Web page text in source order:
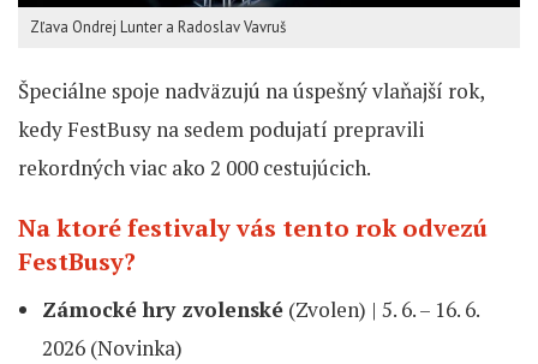
Zľava Ondrej Lunter a Radoslav Vavruš
Špeciálne spoje nadväzujú na úspešný vlaňajší rok,
kedy FestBusy na sedem podujatí prepravili
rekordných viac ako 2 000 cestujúcich.
Na ktoré festivaly vás tento rok odvezú
FestBusy?
Zámocké hry zvolenské (Zvolen) | 5. 6. – 16. 6.
2026 (Novinka)